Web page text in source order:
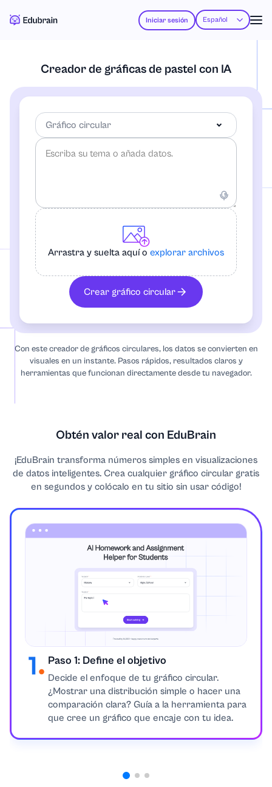
Iniciar sesión Español
Creador de gráficas de pastel con IA
Gráfico circular
Mapa mental
Gráfico radial
Gráfico de línea de tiempo
Arrastra y suelta aquí o explorar archivos
Crear gráfico circular
Con este creador de gráficos circulares, los datos se convierten en
visuales en un instante. Pasos rápidos, resultados claros y
herramientas que funcionan directamente desde tu navegador.
Obtén valor real con EduBrain
¡EduBrain transforma números simples en visualizaciones
de datos inteligentes. Crea cualquier gráfico circular gratis
en segundos y colócalo en tu sitio sin usar código!
Paso 1: Define el objetivo
Decide el enfoque de tu gráfico circular.
¿Mostrar una distribución simple o hacer una
comparación clara? Guía a la herramienta para
que cree un gráfico que encaje con tu idea.